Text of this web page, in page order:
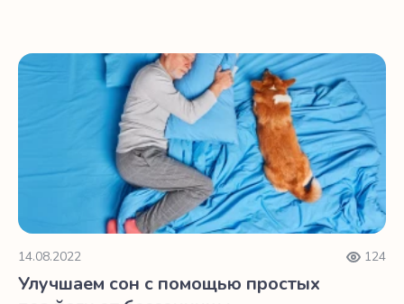
раздражения, гнева, неуверенности в себе,
беспокойства и внутреннего разговора с самим
собой, которые вызваны повседневными
стрессами, подумайте о медитации. Это
позволит контролировать стресс, повысить
продуктивность и сохранить здоровье и
комфорт.
Улучшаем сон с помощью простых поз йоги от
14.08.2022 124
Улучшаем сон с помощью простых